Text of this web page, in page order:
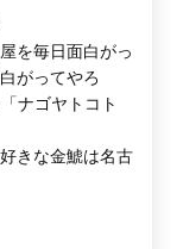
を毎日面白がっ
がってやろ
ナゴヤトコト
きな金鯱は名古